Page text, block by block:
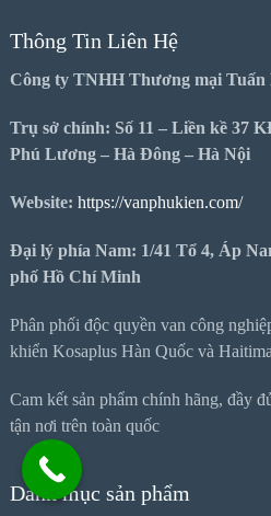
Thông Tin Liên Hệ
Công ty TNHH Thương mại Tuấn
Trụ sở chính: Số 11 – Liền kề 37
Phú Lương – Hà Đông – Hà Nội
Website: https://vanphukien.com/
Đại lý phía Nam: 1/41 Tổ 4, Áp
phố Hồ Chí Minh
Phân phối độc quyền van công
khiển Kosaplus Hàn Quốc và
Cam kết sản phẩm chính hãng, đầy
tận nơi trên toàn quốc
Danh mục sản phẩm